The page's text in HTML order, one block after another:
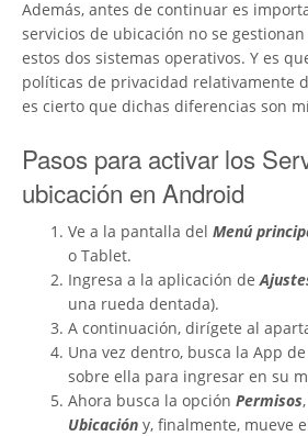
Además, antes de continuar es
servicios de ubicación no se
estos dos sistemas operativos. Y es
políticas de privacidad relativamente
es cierto que dichas diferencias son
Pasos para activar los
ubicación en Android
Ve a la pantalla del Menú
o Tablet.
Ingresa a la aplicación de
una rueda dentada).
A continuación, dirígete al
Una vez dentro, busca la App de
sobre ella para ingresar en su
Ahora busca la opción Permisos
Ubicación y, finalmente, mueve